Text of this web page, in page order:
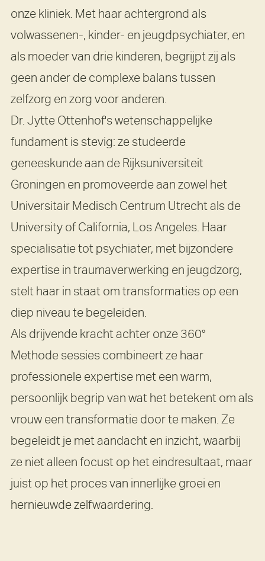
onze kliniek. Met haar achtergrond als
volwassenen-, kinder- en jeugdpsychiater, en
als moeder van drie kinderen, begrijpt zij als
geen ander de complexe balans tussen
zelfzorg en zorg voor anderen.
Dr. Jytte Ottenhof's wetenschappelijke
fundament is stevig: ze studeerde
geneeskunde aan de Rijksuniversiteit
Groningen en promoveerde aan zowel het
Universitair Medisch Centrum Utrecht als de
University of California, Los Angeles. Haar
specialisatie tot psychiater, met bijzondere
expertise in traumaverwerking en jeugdzorg,
stelt haar in staat om transformaties op een
diep niveau te begeleiden.
Als drijvende kracht achter onze 360°
Methode sessies combineert ze haar
professionele expertise met een warm,
persoonlijk begrip van wat het betekent om als
vrouw een transformatie door te maken. Ze
begeleidt je met aandacht en inzicht, waarbij
ze niet alleen focust op het eindresultaat, maar
juist op het proces van innerlijke groei en
hernieuwde zelfwaardering.